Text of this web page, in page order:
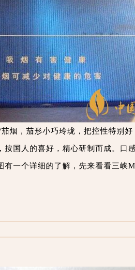
烟，茄形小巧玲珑，把控性特别
国人的喜好，精心研制而成。口
一个详细的了解，先来看看三峡